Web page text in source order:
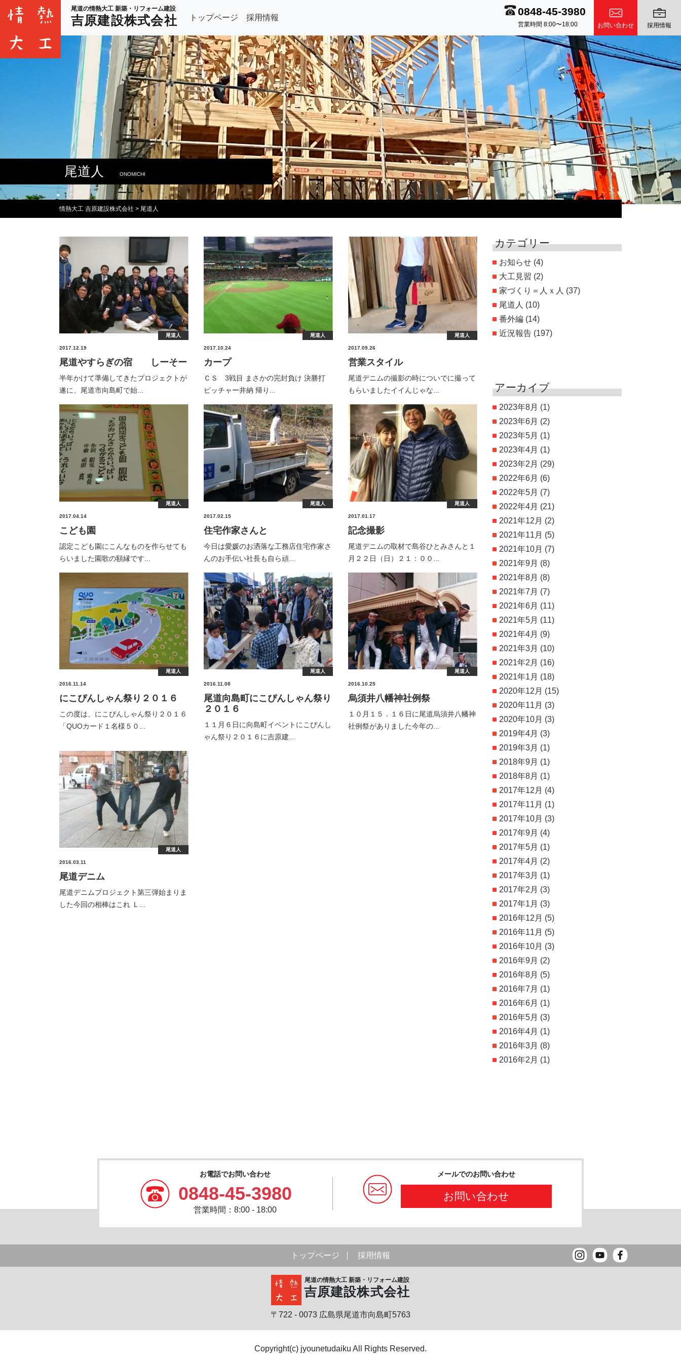
尾道の情熱大工 新築・リフォーム建設
吉原建設株式会社 トップページ 採用情報
0848-45-3980
営業時間 8:00〜18:00 お問い合わせ 採用情報
尾道人 ONOMICHI
情熱大工 吉原建設株式会社 > 尾道人
2017.12.19
尾道人
尾道やすらぎの宿 しーそー
半年かけて準備してきたプロジェクトが
遂に、尾道市向島町で始...
2017.10.24
尾道人
カープ
ＣＳ 3戦目 まさかの完封負け 決勝打
ピッチャー井納 帰り...
2017.09.26
尾道人
営業スタイル
尾道デニムの撮影の時についでに撮って
もらいましたイイんじゃな...
2017.04.14
尾道人
こども園
認定こども園にこんなものを作らせても
らいました園歌の額縁です...
2017.02.15
尾道人
住宅作家さんと
今日は愛媛のお洒落な工務店住宅作家さ
んのお手伝い社長も自ら頑...
2017.01.17
尾道人
記念撮影
尾道デニムの取材で島谷ひとみさんと１
月２２日（日）２１：００...
2016.11.14
尾道人
にこぴんしゃん祭り２０１６
この度は、にこぴんしゃん祭り２０１６
「QUOカード１名様５０...
2016.11.08
尾道人
尾道向島町にこぴんしゃん祭り
２０１６
１１月６日に向島町イベントにこぴんし
ゃん祭り２０１６に吉原建...
2016.10.25
尾道人
烏須井八幡神社例祭
１０月１５．１６日に尾道烏須井八幡神
社例祭がありました今年の...
2016.03.11
尾道人
尾道デニム
尾道デニムプロジェクト第三弾始まりま
した今回の相棒はこれ Ｌ...
カテゴリー
お知らせ (4)
大工見習 (2)
家づくり＝人ｘ人 (37)
尾道人 (10)
番外編 (14)
近況報告 (197)
アーカイブ
2023年8月 (1)
2023年6月 (2)
2023年5月 (1)
2023年4月 (1)
2023年2月 (29)
2022年6月 (6)
2022年5月 (7)
2022年4月 (21)
2021年12月 (2)
2021年11月 (5)
2021年10月 (7)
2021年9月 (8)
2021年8月 (8)
2021年7月 (7)
2021年6月 (11)
2021年5月 (11)
2021年4月 (9)
2021年3月 (10)
2021年2月 (16)
2021年1月 (18)
2020年12月 (15)
2020年11月 (3)
2020年10月 (3)
2019年4月 (3)
2019年3月 (1)
2018年9月 (1)
2018年8月 (1)
2017年12月 (4)
2017年11月 (1)
2017年10月 (3)
2017年9月 (4)
2017年5月 (1)
2017年4月 (2)
2017年3月 (1)
2017年2月 (3)
2017年1月 (3)
2016年12月 (5)
2016年11月 (5)
2016年10月 (3)
2016年9月 (2)
2016年8月 (5)
2016年7月 (1)
2016年6月 (1)
2016年5月 (3)
2016年4月 (1)
2016年3月 (8)
2016年2月 (1)
お電話でお問い合わせ
0848-45-3980
営業時間：8:00 - 18:00
メールでのお問い合わせ
お問い合わせ
トップページ 採用情報
尾道の情熱大工 新築・リフォーム建設
吉原建設株式会社
〒722 - 0073 広島県尾道市向島町5763
Copyright(c) jyounetudaiku All Rights Reserved.